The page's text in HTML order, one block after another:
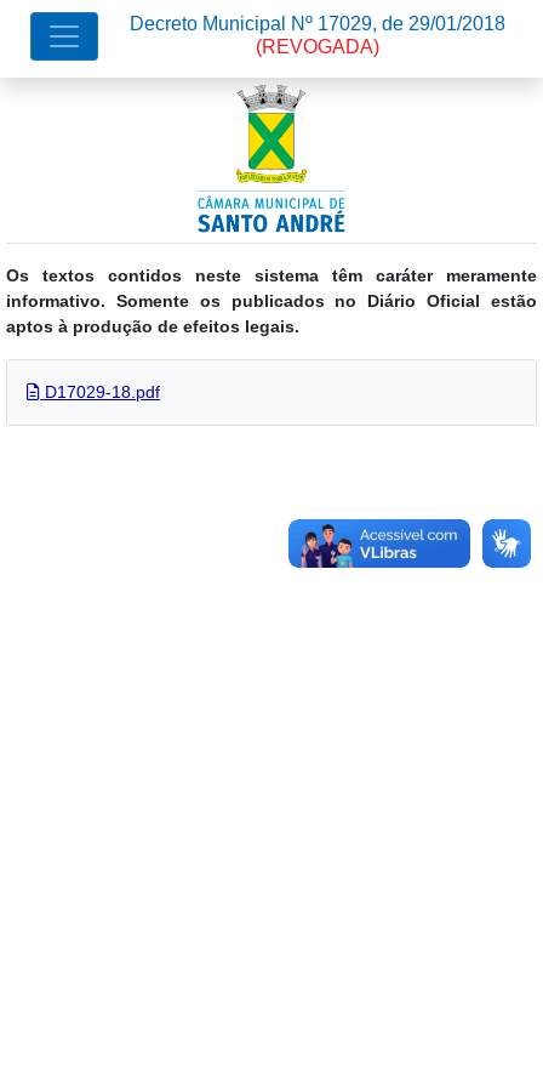
Os textos contidos neste sistema têm caráter meramente
informativo. Somente os publicados no Diário Oficial estão
aptos à produção de efeitos legais.
Decreto Municipal Nº 17029, de 29/01/2018
(REVOGADA)
D17029-18.pdf